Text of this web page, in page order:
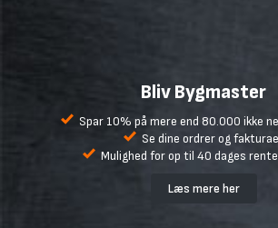
Bliv Bygmaster
Spar 10% på mere end 80.000 ikke
Se dine ordrer og
Mulighed for op til 40 dages
Læs mere her